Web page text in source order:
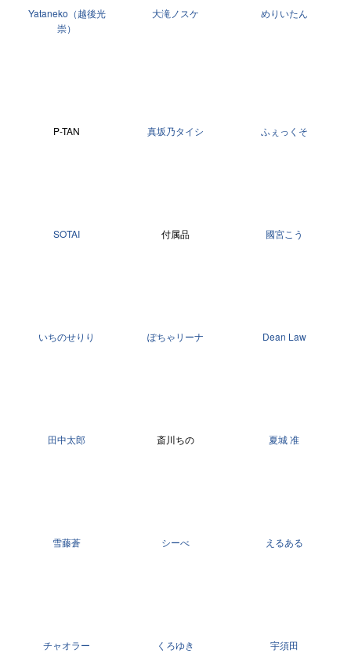
Yataneko（越後光
崇）
大滝ノスケ めりいたん
P-TAN 真坂乃タイシ ふぇっくそ
SOTAI 付属品 國宮こう
いちのせりり ぽちゃリーナ Dean Law
田中太郎 斎川ちの 夏城 准
雪藤蒼 シーべ えるある
チャオラー くろゆき 宇須田